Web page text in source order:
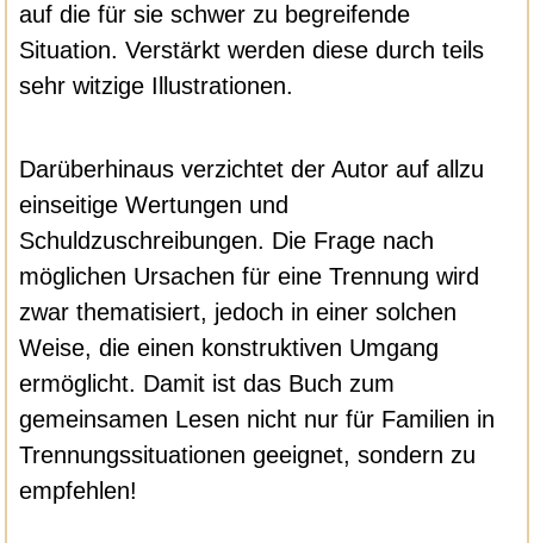
auf die für sie schwer zu begreifende
Situation. Verstärkt werden diese durch teils
sehr witzige Illustrationen.
Darüberhinaus verzichtet der Autor auf allzu
einseitige Wertungen und
Schuldzuschreibungen. Die Frage nach
möglichen Ursachen für eine Trennung wird
zwar thematisiert, jedoch in einer solchen
Weise, die einen konstruktiven Umgang
ermöglicht. Damit ist das Buch zum
gemeinsamen Lesen nicht nur für Familien in
Trennungssituationen geeignet, sondern zu
empfehlen!